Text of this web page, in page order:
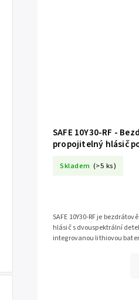
SAFE 10Y30-RF -
propojitelný hlásič
Skladem (>5 ks)
SAFE 10Y30-RF je
hlásič s dvouspektrální
integrovanou lithiovou